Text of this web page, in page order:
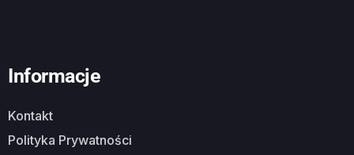
Informacje
Kontakt
Polityka Prywatności